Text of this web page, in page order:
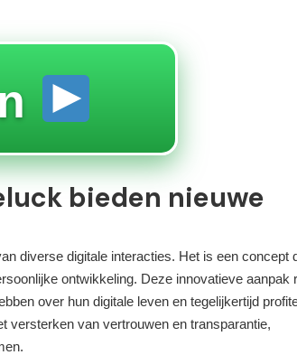
bieden nieuwe
diverse digitale interacties. Het is een concept
ontwikkeling. Deze innovatieve aanpak
over hun digitale leven en tegelijkertijd
versterken van vertrouwen en transparantie,